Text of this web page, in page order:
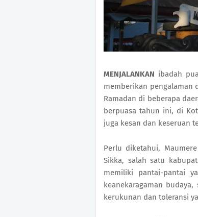
MENJALANKAN ibadah
memberikan pengalaman
Ramadan di beberapa
berpuasa tahun ini, di
juga kesan dan keseruan
Perlu diketahui,
Sikka, salah satu
memiliki pantai-pantai
keanekaragaman
kerukunan dan toleransi